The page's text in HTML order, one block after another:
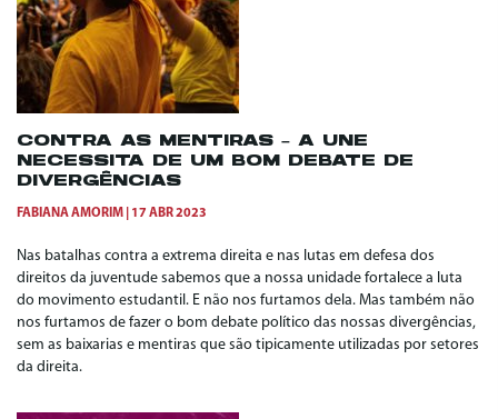
CONTRA AS MENTIRAS – A UNE
NECESSITA DE UM BOM DEBATE DE
DIVERGÊNCIAS
FABIANA AMORIM 17 ABR 2023
Nas batalhas contra a extrema direita e nas lutas em defesa dos
direitos da juventude sabemos que a nossa unidade fortalece a luta
do movimento estudantil. E não nos furtamos dela. Mas também não
nos furtamos de fazer o bom debate político das nossas divergências,
sem as baixarias e mentiras que são tipicamente utilizadas por setores
da direita.